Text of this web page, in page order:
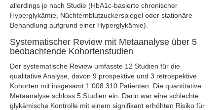
allerdings je nach Studie (HbA1c-basierte chronischer
Hyperglykämie, Nüchternblutzuckerspiegel oder stationäre
Behandlung aufgrund einer Hyperglykämie).
Systematischer Review mit Metaanalyse über 5
beobachtende Kohortenstudien
Der systematische Review umfasste 12 Studien für die
qualitative Analyse, davon 9 prospektive und 3 retrospektive
Kohorten mit insgesamt 1 008 310 Patienten. Die quantitative
Metaanalyse schloss 5 Studien ein. Darin war eine schlechte
glykämische Kontrolle mit einem signifikant erhöhten Risiko für